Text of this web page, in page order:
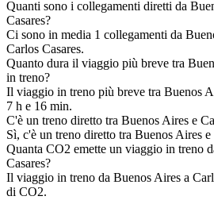
Quanti sono i collegamenti diretti da
Casares?
Ci sono in media 1 collegamenti da
Carlos Casares.
Quanto dura il viaggio più breve tra
in treno?
Il viaggio in treno più breve tra Buenos
7 h e 16 min.
C'è un treno diretto tra Buenos Aires e
Sì, c'è un treno diretto tra Buenos Aires e
Quanta CO2 emette un viaggio in treno
Casares?
Il viaggio in treno da Buenos Aires a
di CO2.